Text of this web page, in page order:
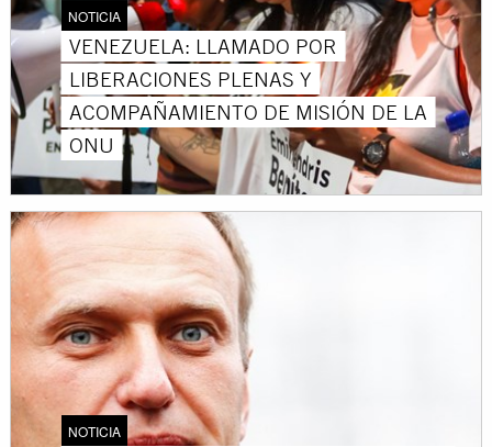
NOTICIA
VENEZUELA: LLAMADO POR
LIBERACIONES PLENAS Y
ACOMPAÑAMIENTO DE MISIÓN DE LA
ONU
NOTICIA